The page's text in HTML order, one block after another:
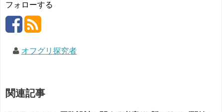
フォローする
オフグリ探究者
関連記事